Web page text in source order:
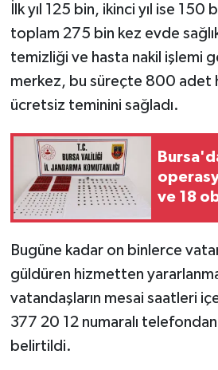
İlk yıl 125 bin, ikinci yıl ise 150
toplam 275 bin kez evde
temizliği ve hasta nakil işlemi
merkez, bu süreçte 800 adet
ücretsiz teminini sağladı.
ve 18
Bugüne kadar on binlerce
güldüren hizmetten
vatandaşların mesai saatleri
377 20 12 numaralı
belirtildi.